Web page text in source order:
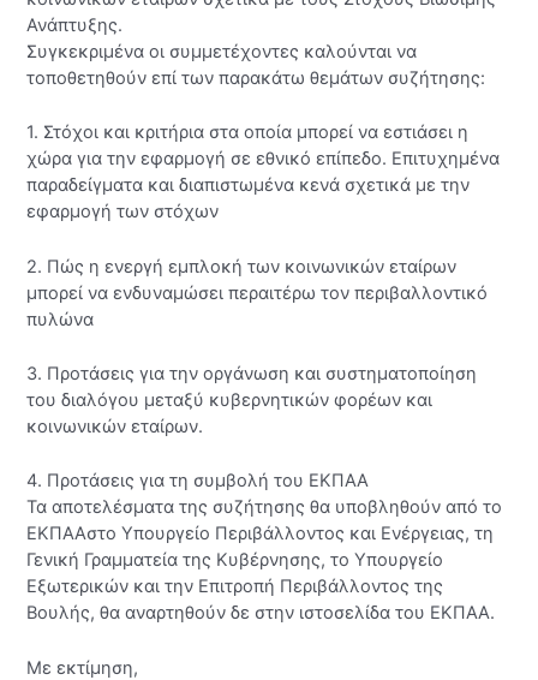
Ανάπτυξης.
Συγκεκριμένα οι συμμετέχοντες καλούνται να
τοποθετηθούν επί των παρακάτω θεμάτων συζήτησης:
1. Στόχοι και κριτήρια στα οποία μπορεί να εστιάσει η
χώρα για την εφαρμογή σε εθνικό επίπεδο. Επιτυχημένα
παραδείγματα και διαπιστωμένα κενά σχετικά με την
εφαρμογή των στόχων
2. Πώς η ενεργή εμπλοκή των κοινωνικών εταίρων
μπορεί να ενδυναμώσει περαιτέρω τον περιβαλλοντικό
πυλώνα
3. Προτάσεις για την οργάνωση και συστηματοποίηση
του διαλόγου μεταξύ κυβερνητικών φορέων και
κοινωνικών εταίρων.
4. Προτάσεις για τη συμβολή του ΕΚΠΑΑ
Τα αποτελέσματα της συζήτησης θα υποβληθούν από το
ΕΚΠΑΑστο Υπουργείο Περιβάλλοντος και Ενέργειας, τη
Γενική Γραμματεία της Κυβέρνησης, το Υπουργείο
Εξωτερικών και την Επιτροπή Περιβάλλοντος της
Βουλής, θα αναρτηθούν δε στην ιστοσελίδα του ΕΚΠΑΑ.
Με εκτίμηση,